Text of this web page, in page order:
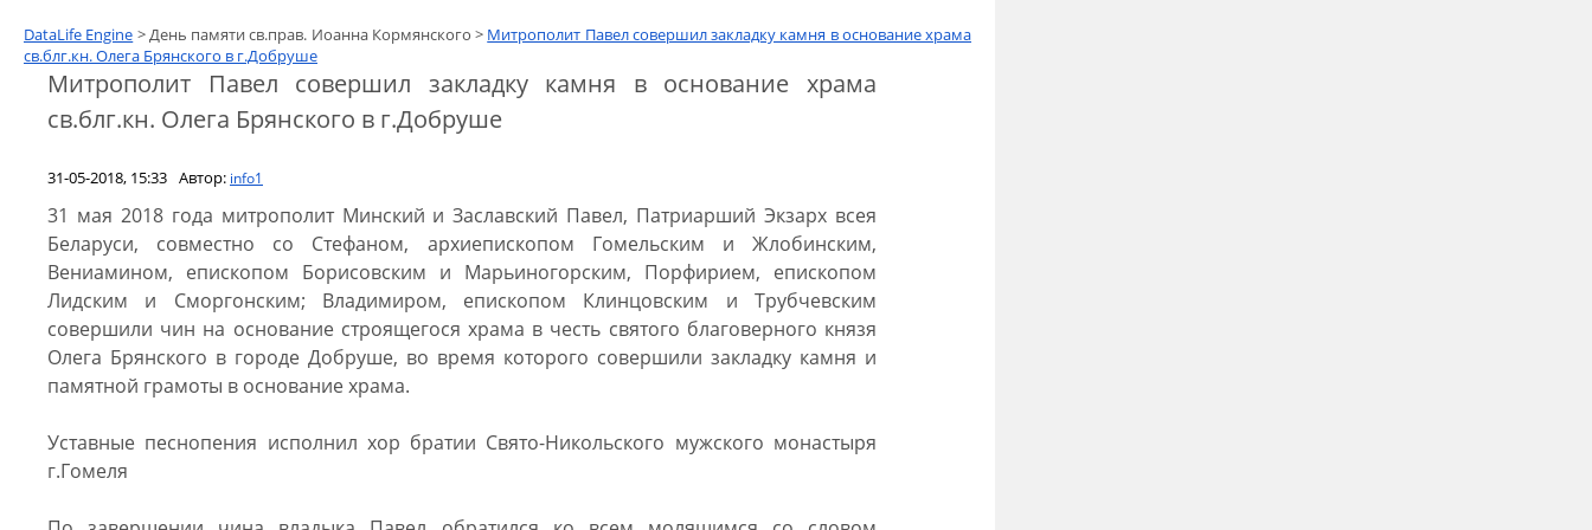
DataLife Engine > День памяти св.прав. Иоанна Кормянского > Митрополит Павел совершил закладку камня в основание храма
св.блг.кн. Олега Брянского в г.Добруше
Митрополит Павел совершил закладку камня в основание храма
св.блг.кн. Олега Брянского в г.Добруше
31-05-2018, 15:33 Автор: info1
31 мая 2018 года митрополит Минский и Заславский Павел, Патриарший Экзарх всея
Беларуси, совместно со Стефаном, архиепископом Гомельским и Жлобинским,
Вениамином, епископом Борисовским и Марьиногорским, Порфирием, епископом
Лидским и Сморгонским; Владимиром, епископом Клинцовским и Трубчевским
совершили чин на основание строящегося храма в честь святого благоверного князя
Олега Брянского в городе Добруше, во время которого совершили закладку камня и
памятной грамоты в основание храма.
Уставные песнопения исполнил хор братии Свято-Никольского мужского монастыря
г.Гомеля